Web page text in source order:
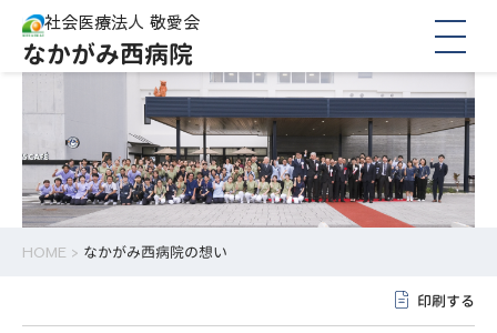
社会医療法人 敬愛会
なかがみ西病院
HOME > なかがみ西病院の想い
印刷する